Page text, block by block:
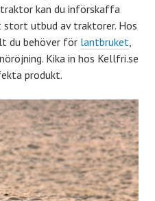
kan du införskaffa
utbud av traktorer. Hos
du behöver för lantbruket
Kika in hos Kellfri.se
produkt.